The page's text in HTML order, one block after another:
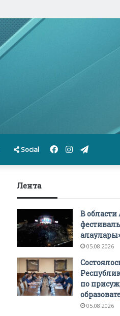
Social Telegram
Instagram
Facebook
Лента
В
05.08.2026
по
05.08.2026